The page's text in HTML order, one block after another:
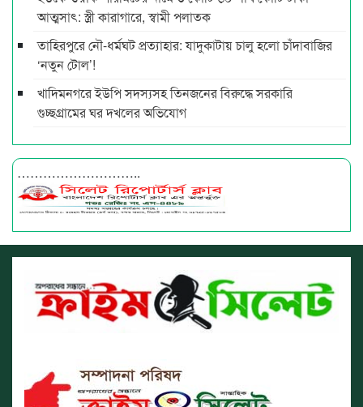
আত্মসাৎ: স্ত্রী কারাগারে, স্বামী পলাতক
তাহিরপুরে নৌ-ধর্মঘট প্রত্যাহার: যাদুকাটায় চালু হলো চাঁদাবাজির
‘নতুন টোল’!
খাদিমনগরে ইউপি সদস্যসহ তিনজনের বিরুদ্ধে সরকারি
গুচ্ছগ্রামের ঘর দখলের অভিযোগ
………………………..